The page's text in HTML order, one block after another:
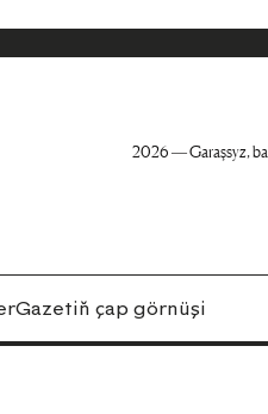
2026 — Garaşsyz,
Gazetiň çap görnüşi